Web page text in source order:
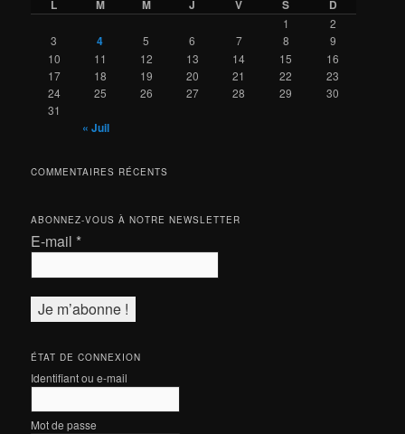
L M M J V S D
1
2
3
4 5 6 7 8
9
10
11 12 13 14 15
16
17
18 19 20 21 22
23
24
25 26 27 28 29
30
31
« Juil
COMMENTAIRES RÉCENTS
ABONNEZ-VOUS À NOTRE NEWSLETTER
E-mail *
ÉTAT DE CONNEXION
Identifiant ou e-mail
Mot de passe